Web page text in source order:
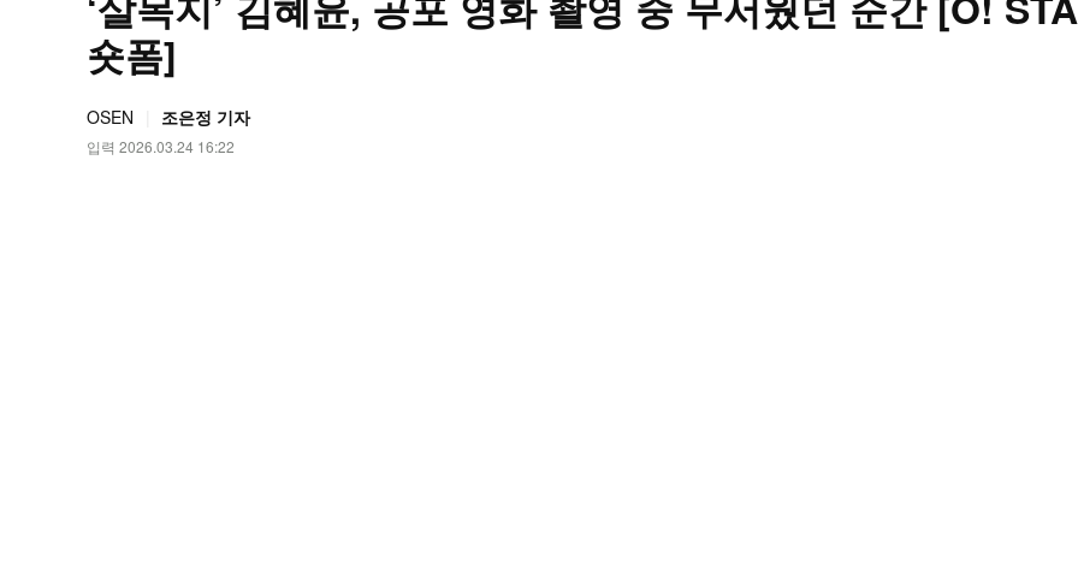
숏폼]
OSEN 조은정 기자
입력 2026.03.24 16:22